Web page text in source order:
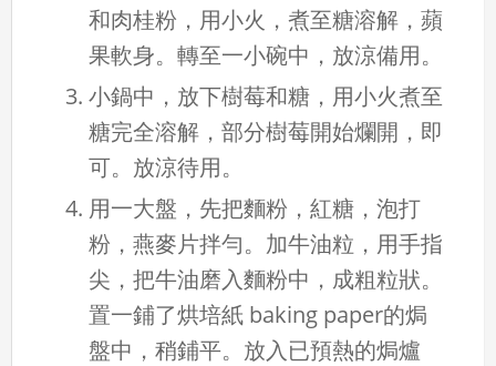
和肉桂粉，用小火，煮至糖溶解，蘋
果軟身。轉至一小碗中，放涼備用。
小鍋中，放下樹莓和糖，用小火煮至
糖完全溶解，部分樹莓開始爛開，即
可。放涼待用。
用一大盤，先把麵粉，紅糖，泡打
粉，燕麥片拌勻。加牛油粒，用手指
尖，把牛油磨入麵粉中，成粗粒狀。
置一鋪了烘培紙 baking paper的焗
盤中，稍鋪平。放入已預熱的焗爐